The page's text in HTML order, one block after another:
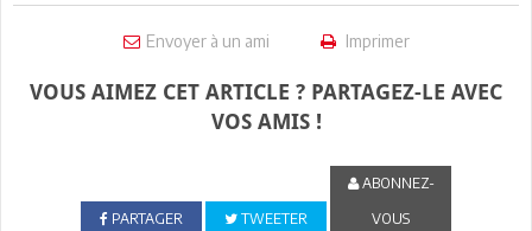
Envoyer à un ami Imprimer
VOUS AIMEZ CET ARTICLE ? PARTAGEZ-LE AVEC
VOS AMIS !
PARTAGER TWEETER
ABONNEZ-
VOUS